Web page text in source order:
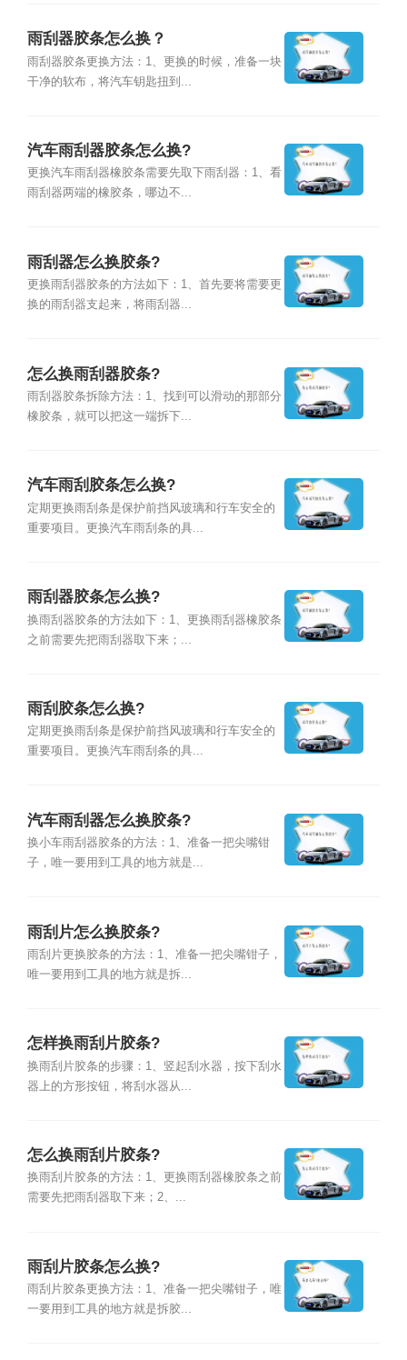
雨刮器胶条怎么换？
雨刮器胶条更换方法：1、更换的时候，准备一块
干净的软布，将汽车钥匙扭到...
汽车雨刮器胶条怎么换?
更换汽车雨刮器橡胶条需要先取下雨刮器：1、看
雨刮器两端的橡胶条，哪边不...
雨刮器怎么换胶条?
更换雨刮器胶条的方法如下：1、首先要将需要更
换的雨刮器支起来，将雨刮器...
怎么换雨刮器胶条?
雨刮器胶条拆除方法：1、找到可以滑动的那部分
橡胶条，就可以把这一端拆下...
汽车雨刮胶条怎么换?
定期更换雨刮条是保护前挡风玻璃和行车安全的
重要项目。更换汽车雨刮条的具...
雨刮器胶条怎么换?
换雨刮器胶条的方法如下：1、更换雨刮器橡胶条
之前需要先把雨刮器取下来；...
雨刮胶条怎么换?
定期更换雨刮条是保护前挡风玻璃和行车安全的
重要项目。更换汽车雨刮条的具...
汽车雨刮器怎么换胶条?
换小车雨刮器胶条的方法：1、准备一把尖嘴钳
子，唯一要用到工具的地方就是...
雨刮片怎么换胶条?
雨刮片更换胶条的方法：1、准备一把尖嘴钳子，
唯一要用到工具的地方就是拆...
怎样换雨刮片胶条?
换雨刮片胶条的步骤：1、竖起刮水器，按下刮水
器上的方形按钮，将刮水器从...
怎么换雨刮片胶条?
换雨刮片胶条的方法：1、更换雨刮器橡胶条之前
需要先把雨刮器取下来；2、...
雨刮片胶条怎么换?
雨刮片胶条更换方法：1、准备一把尖嘴钳子，唯
一要用到工具的地方就是拆胶...